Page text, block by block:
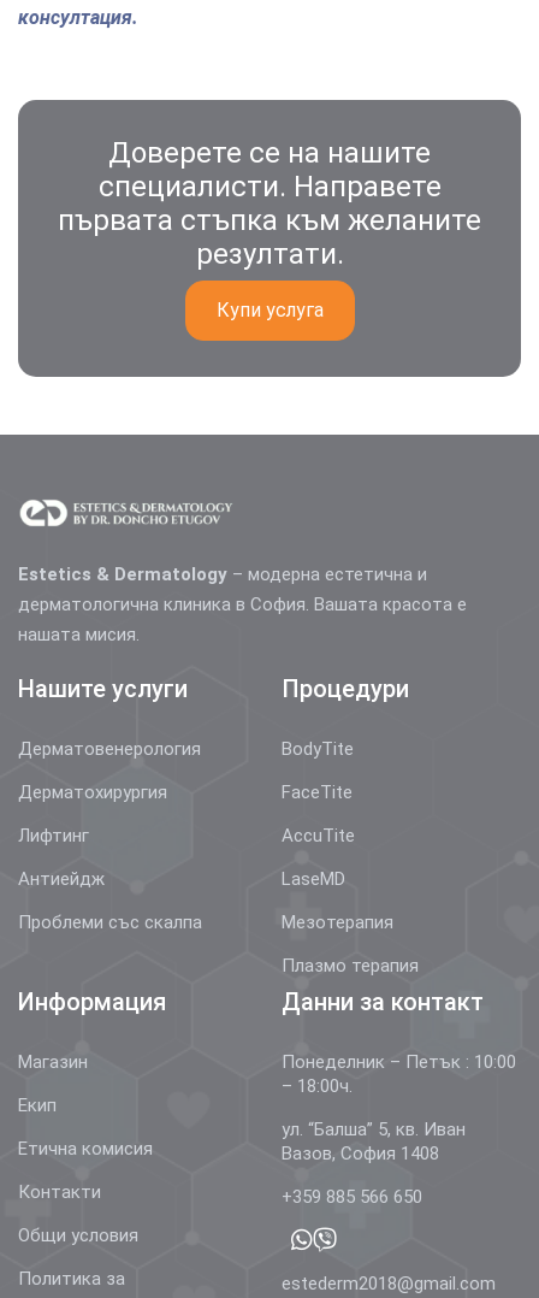
консултация.
Доверете се на нашите
специалисти. Направете
първата стъпка към желаните
резултати.
Купи услуга
Estetics & Dermatology – модерна естетична и
дерматологична клиника в София. Вашата красота е
нашата мисия.
Нашите услуги
Дерматовенерология
Дерматохирургия
Лифтинг
Антиейдж
Проблеми със скалпа
Процедури
BodyTite
FaceTite
AccuTite
LaseMD
Мезотерапия
Плазмо терапия
Информация
Магазин
Екип
Етична комисия
Контакти
Общи условия
Политика за
Данни за контакт
Понеделник – Петък : 10:00
– 18:00ч.
ул. “Балша” 5, кв. Иван
Вазов, София 1408
+359 885 566 650
estederm2018@gmail.com